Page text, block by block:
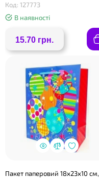
Код: 127773
В наявності
15.70 грн.
Пакет паперовий 18х23х10 см,